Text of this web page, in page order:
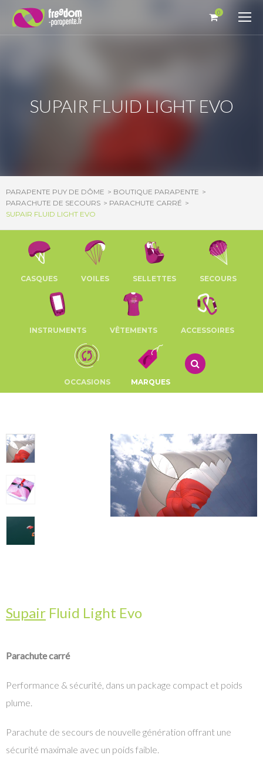
0
SUPAIR FLUID LIGHT EVO
PARAPENTE PUY DE DÔME
BOUTIQUE PARAPENTE
PARACHUTE DE SECOURS
PARACHUTE CARRÉ
SUPAIR FLUID LIGHT EVO
CASQUES VOILES SELLETTES SECOURS
INSTRUMENTS VÊTEMENTS ACCESSOIRES
OCCASIONS MARQUES
Supair Fluid Light Evo
Parachute carré
Performance & sécurité, dans un package compact et poids
plume.
Parachute de secours de nouvelle génération offrant une
sécurité maximale avec un poids faible.